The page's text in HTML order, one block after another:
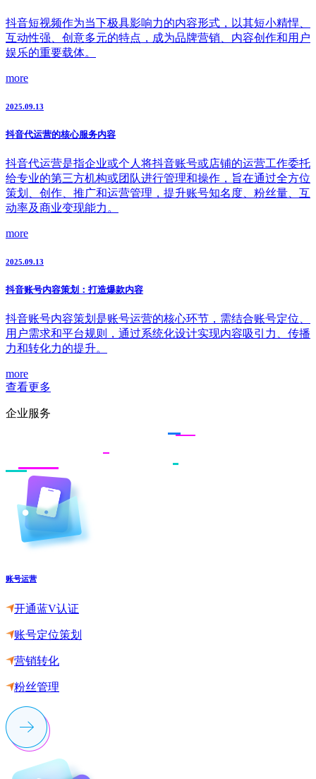
抖音短视频作为当下极具影响力的内容形式，以其短小精悍、
互动性强、创意多元的特点，成为品牌营销、内容创作和用户
娱乐的重要载体。
more
2025.09.13
抖音代运营的核心服务内容
抖音代运营是指企业或个人将抖音账号或店铺的运营工作委托
给专业的第三方机构或团队进行管理和操作，旨在通过全方位
策划、创作、推广和运营管理，提升账号知名度、粉丝量、互
动率及商业变现能力。
more
2025.09.13
抖音账号内容策划：打造爆款内容
抖音账号内容策划是账号运营的核心环节，需结合账号定位、
用户需求和平台规则，通过系统化设计实现内容吸引力、传播
力和转化力的提升。
more
查看更多
企业服务
账号运营
开通蓝V认证
账号定位策划
营销转化
粉丝管理